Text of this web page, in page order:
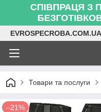
СПІВПРАЦЯ З
EVROSPECROBA.COM.UA
Товари та послуги
–21%